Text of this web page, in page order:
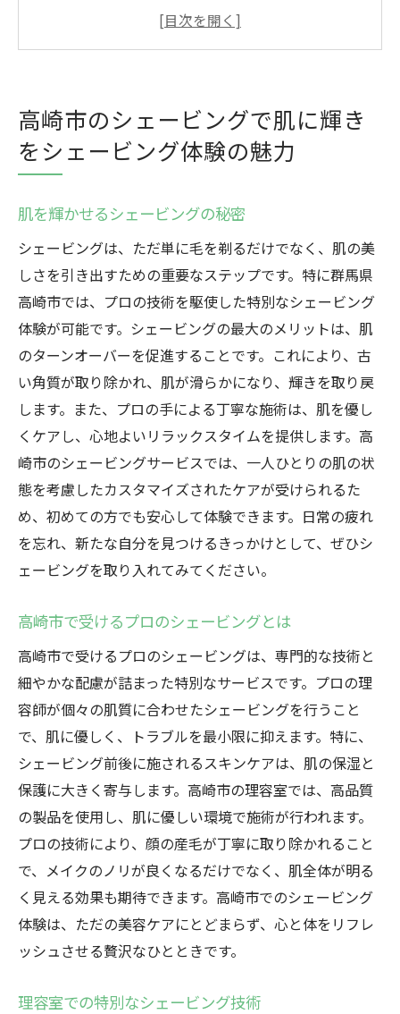
高崎市で受けるプロのシェービングとは
肌の滑らかさを取り戻すシェービング体験
高崎市のシェービングで新しい自分を発見
る方法
シェービングで高崎市の隠れた魅力を知る
プロの技術で肌をリフレッシュ
高崎市の理容室で受ける特別な施術
肌ケアのプロが教えるシェービングのポイ
ント
地域の特色を活かしたシェービング体験
高崎市ならではのシェービングの楽しみ方
シェービングで日常の疲れを忘れる高崎市の特
別な体験
シェービングで心と体をリセット
高崎市のリラクゼーションシェービング
日常を忘れさせる理容室体験
高崎市のシェービングでストレス解消
新たなエネルギーを得るシェービングの旅
群馬県高崎市で肌の輝きを取り戻すシェービン
グの旅
高崎市で再発見する肌の美しさ
シェービングで肌の輝きを引き出す方法
プロの手による肌ケアの魅力
高崎市の理容室での特別な体験
シェービングがもたらす自信と活力
肌を磨く旅で新しい自分と出会う
高崎市のシェービングサービスで新しい自分を
見つける
シェービングで新たなスタートを
高崎市のシェービングで肌に輝き
をシェービング体験の魅力
肌を輝かせるシェービングの秘密
シェービングは、ただ単に毛を剃るだけでなく、肌の美
しさを引き出すための重要なステップです。特に群馬県
高崎市では、プロの技術を駆使した特別なシェービング
体験が可能です。シェービングの最大のメリットは、肌
のターンオーバーを促進することです。これにより、古
い角質が取り除かれ、肌が滑らかになり、輝きを取り戻
します。また、プロの手による丁寧な施術は、肌を優し
くケアし、心地よいリラックスタイムを提供します。高
崎市のシェービングサービスでは、一人ひとりの肌の状
態を考慮したカスタマイズされたケアが受けられるた
め、初めての方でも安心して体験できます。日常の疲れ
を忘れ、新たな自分を見つけるきっかけとして、ぜひシ
ェービングを取り入れてみてください。
高崎市で受けるプロのシェービングとは
高崎市で受けるプロのシェービングは、専門的な技術と
細やかな配慮が詰まった特別なサービスです。プロの理
容師が個々の肌質に合わせたシェービングを行うこと
で、肌に優しく、トラブルを最小限に抑えます。特に、
シェービング前後に施されるスキンケアは、肌の保湿と
保護に大きく寄与します。高崎市の理容室では、高品質
の製品を使用し、肌に優しい環境で施術が行われます。
プロの技術により、顔の産毛が丁寧に取り除かれること
で、メイクのノリが良くなるだけでなく、肌全体が明る
く見える効果も期待できます。高崎市でのシェービング
体験は、ただの美容ケアにとどまらず、心と体をリフレ
ッシュさせる贅沢なひとときです。
理容室での特別なシェービング技術